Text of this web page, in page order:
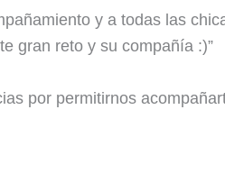
y a todas las
gran reto y su compañía :)”
por permitirnos